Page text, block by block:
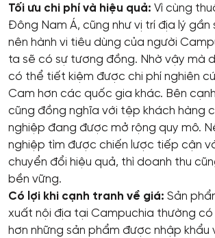
Tối ưu chi phí và hiệu quả: Vì cùng
Đông Nam Á, cũng như vị trí địa lý gần
nên hành vi tiêu dùng của người
ta sẽ có sự tương đồng. Nhờ vậy mà
có thể tiết kiệm được chi phí nghiên
Cam hơn các quốc gia khác. Bên
cũng đồng nghĩa với tệp khách hàng
nghiệp đang được mở rộng quy mô.
nghiệp tìm được chiến lược tiếp cận
chuyển đổi hiệu quả, thì doanh thu
bền vững.
Có lợi khi cạnh tranh về giá: Sản
xuất nội địa tại Campuchia thường
hơn những sản phẩm được nhập khẩu